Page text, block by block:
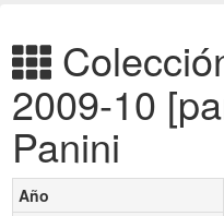
2009-10
Panini
Año